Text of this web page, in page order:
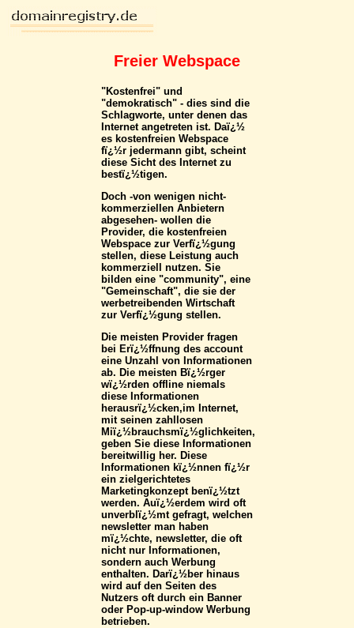
Freier Webspace
"Kostenfrei" und
"demokratisch" - dies sind die
Schlagworte, unter denen das
Internet angetreten ist. Daï¿½
es kostenfreien Webspace
fï¿½r jedermann gibt, scheint
diese Sicht des Internet zu
bestï¿½tigen.
Doch -von wenigen nicht-
kommerziellen Anbietern
abgesehen- wollen die
Provider, die kostenfreien
Webspace zur Verfï¿½gung
stellen, diese Leistung auch
kommerziell nutzen. Sie
bilden eine "community", eine
"Gemeinschaft", die sie der
werbetreibenden Wirtschaft
zur Verfï¿½gung stellen.
Die meisten Provider fragen
bei Erï¿½ffnung des account
eine Unzahl von Informationen
ab. Die meisten Bï¿½rger
wï¿½rden offline niemals
diese Informationen
herausrï¿½cken,im Internet,
mit seinen zahllosen
Miï¿½brauchsmï¿½glichkeiten,
geben Sie diese Informationen
bereitwillig her. Diese
Informationen kï¿½nnen fï¿½r
ein zielgerichtetes
Marketingkonzept benï¿½tzt
werden. Auï¿½erdem wird oft
unverblï¿½mt gefragt, welchen
newsletter man haben
mï¿½chte, newsletter, die oft
nicht nur Informationen,
sondern auch Werbung
enthalten. Darï¿½ber hinaus
wird auf den Seiten des
Nutzers oft durch ein Banner
oder Pop-up-window Werbung
betrieben.